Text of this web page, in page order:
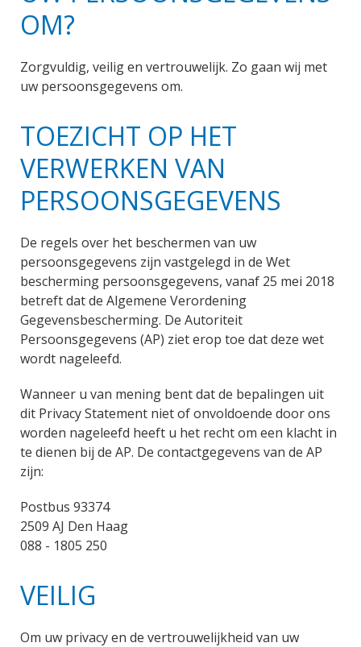
OM?
Zorgvuldig, veilig en vertrouwelijk. Zo gaan wij met
uw persoonsgegevens om.
TOEZICHT OP HET
VERWERKEN VAN
PERSOONSGEGEVENS
De regels over het beschermen van uw
persoonsgegevens zijn vastgelegd in de Wet
bescherming persoonsgegevens, vanaf 25 mei 2018
betreft dat de Algemene Verordening
Gegevensbescherming. De Autoriteit
Persoonsgegevens (AP) ziet erop toe dat deze wet
wordt nageleefd.
Wanneer u van mening bent dat de bepalingen uit
dit Privacy Statement niet of onvoldoende door ons
worden nageleefd heeft u het recht om een klacht in
te dienen bij de AP. De contactgegevens van de AP
zijn:
Postbus 93374
2509 AJ Den Haag
088 - 1805 250
VEILIG
Om uw privacy en de vertrouwelijkheid van uw